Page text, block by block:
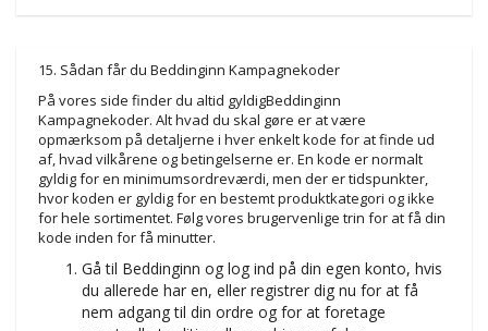
15. Sådan får du Beddinginn Kampagnekoder
På vores side finder du altid gyldigBeddinginn
Kampagnekoder. Alt hvad du skal gøre er at være
opmærksom på detaljerne i hver enkelt kode for at finde ud
af, hvad vilkårene og betingelserne er. En kode er normalt
gyldig for en minimumsordreværdi, men der er tidspunkter,
hvor koden er gyldig for en bestemt produktkategori og ikke
for hele sortimentet. Følg vores brugervenlige trin for at få din
kode inden for få minutter.
Gå til Beddinginn og log ind på din egen konto, hvis
du allerede har en, eller registrer dig nu for at få
nem adgang til din ordre og for at foretage